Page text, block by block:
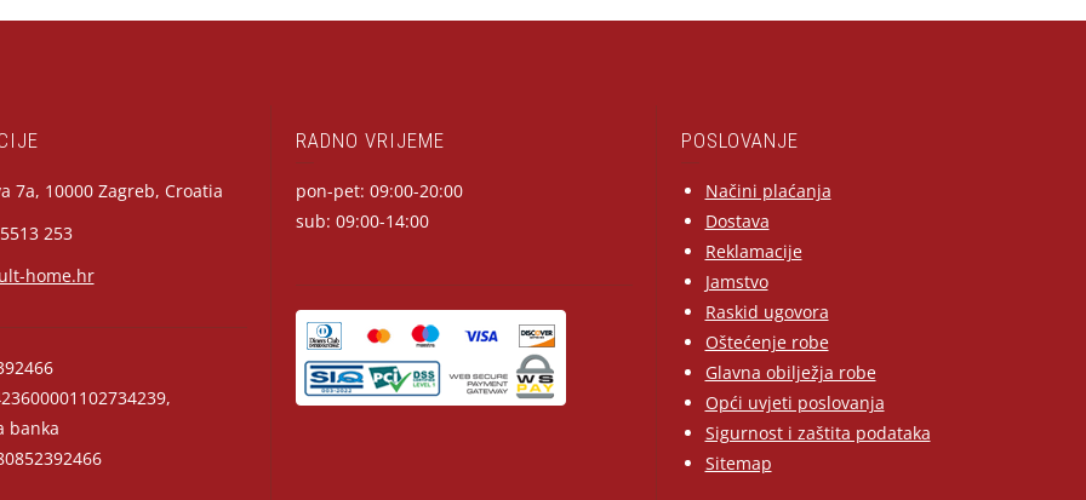
7a, 10000 Zagreb, Croatia
253
home.hr
banka
RADNO VRIJEME
pon-pet: 09:00-20:00
sub: 09:00-14:00
POSLOVANJE
Načini plaćanja
Dostava
Reklamacije
Jamstvo
Raskid ugovora
Oštećenje robe
Glavna obilježja robe
Opći uvjeti poslovanja
Sigurnost i zaštita podataka
Sitemap